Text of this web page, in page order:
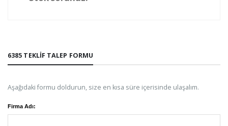
6385 TEKLIF TALEP FORMU
Aşağıdaki formu doldurun, size en kısa süre içerisinde ulaşalım.
Firma Adı: